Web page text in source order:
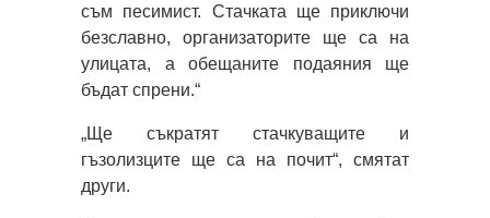
съм песимист. Стачката ще приключи
безславно, организаторите ще са на
улицата, а обещаните подаяния ще
бъдат спрени.“
„Ще съкратят стачкуващите и
гъзолизците ще са на почит“, смятат
други.